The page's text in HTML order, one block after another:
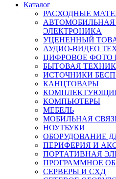
Каталог
РАСХОДНЫЕ
ЭЛЕКТРОНИКА
УЦЕНЕННЫЙ
АУДИО-ВИДЕО
ЦИФРОВОЕ ФОТО
БЫТОВАЯ
ИСТОЧНИКИ
КАНЦТОВАРЫ
КОМПЬЮТЕРЫ
МЕБЕЛЬ
МОБИЛЬНАЯ
НОУТБУКИ
ОБОРУДОВАНИЕ
ПЕРИФЕРИЯ И
ПОРТАТИВНАЯ
ПРОГРАММНОЕ
СЕРВЕРЫ И СХД